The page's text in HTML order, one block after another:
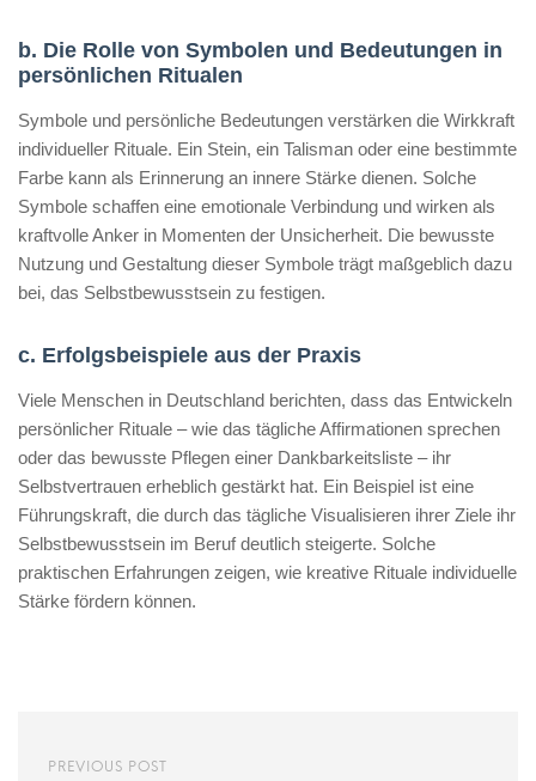
b. Die Rolle von Symbolen und Bedeutungen in
persönlichen Ritualen
Symbole und persönliche Bedeutungen verstärken die Wirkkraft
individueller Rituale. Ein Stein, ein Talisman oder eine bestimmte
Farbe kann als Erinnerung an innere Stärke dienen. Solche
Symbole schaffen eine emotionale Verbindung und wirken als
kraftvolle Anker in Momenten der Unsicherheit. Die bewusste
Nutzung und Gestaltung dieser Symbole trägt maßgeblich dazu
bei, das Selbstbewusstsein zu festigen.
c. Erfolgsbeispiele aus der Praxis
Viele Menschen in Deutschland berichten, dass das Entwickeln
persönlicher Rituale – wie das tägliche Affirmationen sprechen
oder das bewusste Pflegen einer Dankbarkeitsliste – ihr
Selbstvertrauen erheblich gestärkt hat. Ein Beispiel ist eine
Führungskraft, die durch das tägliche Visualisieren ihrer Ziele ihr
Selbstbewusstsein im Beruf deutlich steigerte. Solche
praktischen Erfahrungen zeigen, wie kreative Rituale individuelle
Stärke fördern können.
PREVIOUS POST